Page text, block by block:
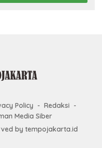
Policy
Redaksi
Media Siber
by tempojakarta.id